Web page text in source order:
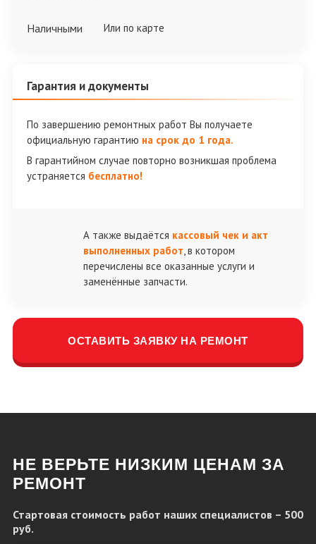
Наличными Или по карте
Гарантия и документы
По завершению ремонтных работ Вы получаете
официальную гарантию на срок до 1 года.
В гарантийном случае повторно возникшая проблема
устраняется бесплатно!
А также выдаётся кассовый чек и акт
выполненных работ , в котором
перечислены все оказанные услуги и
заменённые запчасти.
ОСТАВИТЬ ЗАЯВКУ НА РЕМОНТ
НЕ ВЕРЬТЕ НИЗКИМ ЦЕНАМ ЗА
РЕМОНТ
Стартовая стоимость работ наших специалистов – 500
руб.